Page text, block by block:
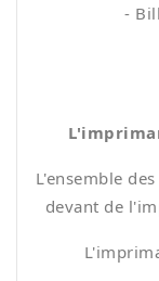
-
L'ensemble
devant de